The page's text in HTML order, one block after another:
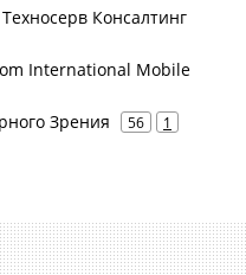
Консалтинг
International Mobile
Зрения 56 1